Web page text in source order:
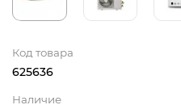
Код товара
625636
Наличие